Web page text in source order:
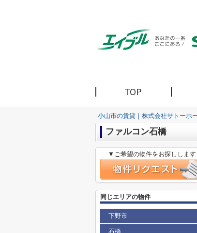
TOP
小山市の賃貸｜株式会社サトーホ
ファルコン石橋
▼ご希望の物件をお探しします
同じエリアの物件
下野市
石橋